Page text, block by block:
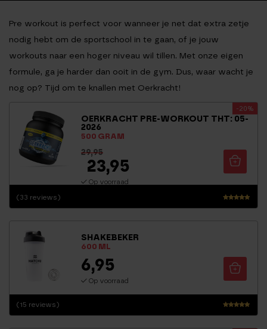
Pre workout is perfect voor wanneer je net dat extra zetje
nodig hebt om de sportschool in te gaan, of je jouw
workouts naar een hoger niveau wil tillen. Met onze eigen
formule, ga je harder dan ooit in de gym. Dus, waar wacht je
nog op? Tijd om te knallen met Oerkracht!
OERKRACHT PRE-WORKOUT THT: 05-
2026
500 GRAM
-20%
Waarderi
(33 reviews)
29,95
23,95
Op voorraad
SHAKEBEKER
600 ML
Waarderi
(15 reviews)
6,95
Op voorraad